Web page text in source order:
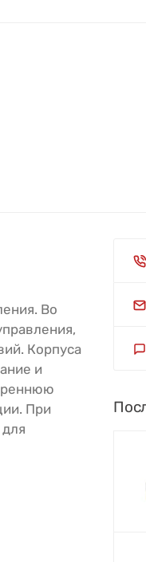
Во
Корпуса
и
При